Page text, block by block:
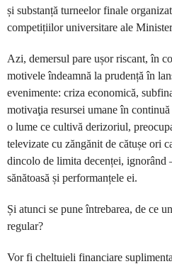
și substanță turneelor finale
competițiilor universitare ale
Azi, demersul pare ușor riscant, în
motivele îndeamnă la prudență în
evenimente: criza economică,
motivaţia resursei umane în
o lume ce cultivă derizoriul,
televizate cu zăngănit de cătușe ori
dincolo de limita decenței, ignorând
sănătoasă și performanțele ei.
Și atunci se pune întrebarea, de ce
regular?
Vor fi cheltuieli financiare